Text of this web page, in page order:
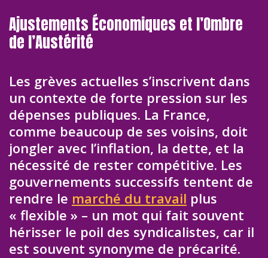
Ajustements Économiques et l’Ombre
de l’Austérité
Les grèves actuelles s’inscrivent dans
un contexte de forte pression sur les
dépenses publiques. La France,
comme beaucoup de ses voisins, doit
jongler avec l’inflation, la dette, et la
nécessité de rester compétitive. Les
gouvernements successifs tentent de
rendre le marché du travail plus
« flexible » – un mot qui fait souvent
hérisser le poil des syndicalistes, car il
est souvent synonyme de précarité.